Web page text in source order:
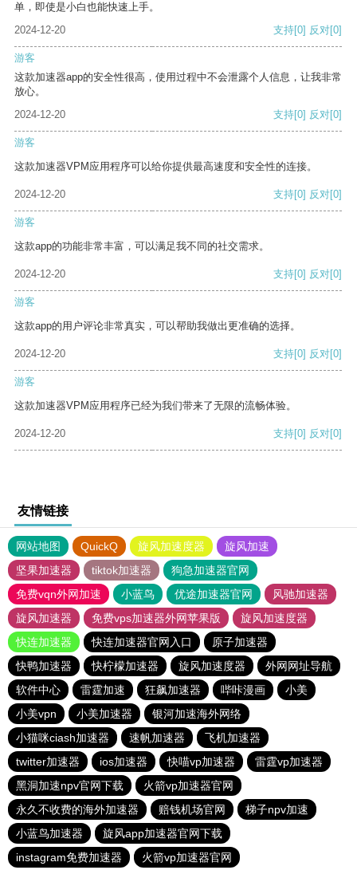
单，即使是小白也能快速上手。
2024-12-20
支持[0] 反对[0]
游客
这款加速器app的安全性很高，使用过程中不会泄露个人信息，让我非常
放心。
2024-12-20
支持[0] 反对[0]
游客
这款加速器VPM应用程序可以给你提供最高速度和安全性的连接。
2024-12-20 支持[0] 反对[0]
游客
这款app的功能非常丰富，可以满足我不同的社交需求。
2024-12-20 支持[0] 反对[0]
游客
这款app的用户评论非常真实，可以帮助我做出更准确的选择。
2024-12-20 支持[0] 反对[0]
游客
这款加速器VPM应用程序已经为我们带来了无限的流畅体验。
2024-12-20 支持[0] 反对[0]
友情链接
网站地图 QuickQ 旋风加速度器
旋风加速
坚果加速器
tiktok加速器
狗急加速器官网
免费vqn外网加速
小蓝鸟 优途加速器官网
风驰加速器
旋风加速器
免费vps加速器外网苹果版
旋风加速度器
快连加速器
快连加速器官网入口
原子加速器
快鸭加速器
快柠檬加速器 旋风加速度器
外网网址导航
软件中心
雷霆加速 狂飙加速器 哔咔漫画
小美
小美vpn
小美加速器
银河加速海外网络
小猫咪ciash加速器
速帆加速器
飞机加速器
twitter加速器
ios加速器 快喵vp加速器
雷霆vp加速器
黑洞加速npv官网下载
火箭vp加速器官网
永久不收费的海外加速器
赔钱机场官网
梯子npv加速
小蓝鸟加速器
旋风app加速器官网下载
instagram免费加速器
火箭vp加速器官网